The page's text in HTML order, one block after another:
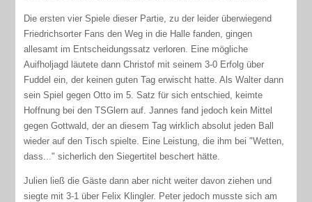
Die ersten vier Spiele dieser Partie, zu der leider überwiegend
Friedrichsorter Fans den Weg in die Halle fanden, gingen
allesamt im Entscheidungssatz verloren. Eine mögliche
Auifholjagd läutete dann Christof mit seinem 3-0 Erfolg über
Fuddel ein, der keinen guten Tag erwischt hatte. Als Walter dann
sein Spiel gegen Otto im 5. Satz für sich entschied, keimte
Hoffnung bei den TSGlern auf. Jannes fand jedoch kein Mittel
gegen Gottwald, der an diesem Tag wirklich absolut jeden Ball
wieder auf den Tisch spielte. Eine Leistung, die ihm bei "Wetten,
dass..." sicherlich den Siegertitel beschert hätte.
Julien ließ die Gäste dann aber nicht weiter davon ziehen und
siegte mit 3-1 über Felix Klingler. Peter jedoch musste sich am